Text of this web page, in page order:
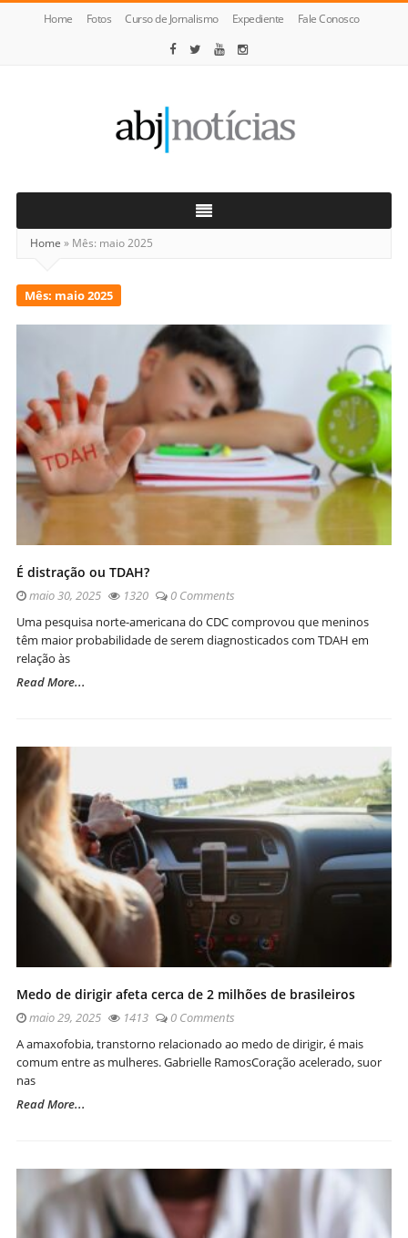
Home Fotos Curso de Jornalismo Expediente Fale Conosco
Notícias
Home » Mês: maio 2025
Mês: maio 2025
É distração ou TDAH?
maio 30, 2025 1320
0 Comments
Uma pesquisa norte-americana do CDC comprovou que meninos
têm maior probabilidade de serem diagnosticados com TDAH em
relação às
Read More...
Medo de dirigir afeta cerca de 2 milhões de brasileiros
maio 29, 2025 1413
0 Comments
A amaxofobia, transtorno relacionado ao medo de dirigir, é mais
comum entre as mulheres. Gabrielle RamosCoração acelerado, suor
nas
Read More...